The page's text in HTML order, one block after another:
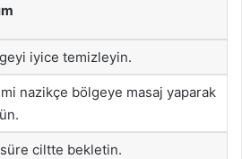
iyice temizleyin.
nazikçe bölgeye masaj yaparak
ciltte bekletin.